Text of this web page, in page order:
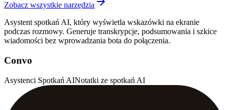
Zobacz wszystkie narzędzia
Asystent spotkań AI, który wyświetla wskazówki na ekranie
podczas rozmowy. Generuje transkrypcje, podsumowania i szkice
wiadomości bez wprowadzania bota do połączenia.
Convo
Asystenci Spotkań AINotatki ze spotkań AI